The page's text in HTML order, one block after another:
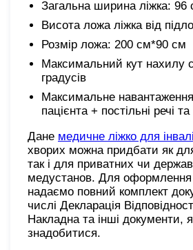
Загальна ширина ліжка: 96
Висота ложа ліжка від
Розмір ложа: 200 см*90 см
Максимальний кут нахилу
градусів
Максимальне
пацієнта + постільні речі
Дане медичне ліжко для
хворих можна придбати як
так і для приватних чи
медустанов. Для оформлення
надаємо повний комплект
числі Декларація
Накладна та інші документи,
знадобитися.